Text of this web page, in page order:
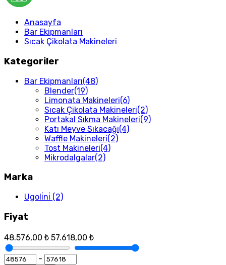
Anasayfa
Bar Ekipmanları
Sıcak Çikolata Makineleri
Kategoriler
Bar Ekipmanları(48)
Blender(19)
Limonata Makineleri(6)
Sıcak Çikolata Makineleri(2)
Portakal Sıkma Makineleri(9)
Katı Meyve Sıkacağı(4)
Waffle Makineleri(2)
Tost Makineleri(4)
Mikrodalgalar(2)
Marka
Ugoli̇ni̇ (2)
Fiyat
48.576,00 ₺ 57.618,00 ₺
-